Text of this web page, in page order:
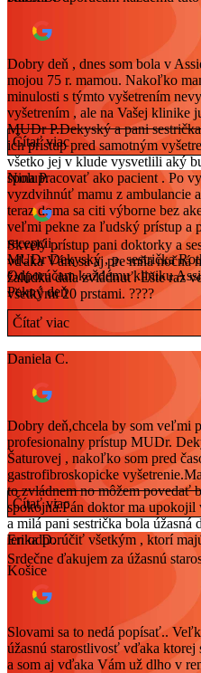
Dobry deň , dnes som bola v
mojou 75 r. mamou. Nakoľko
minulosti s týmto vyšetrením
vyšetrením , ale na Vašej klinike
MUDr P.Dekyský a pani
ich prístup pred samotným
všetko jej v klude vysvetlili aký
spolupracovať ako pacient . Po
vyzdvihnúť mamu z ambulancie
teraz doma sa citi výborne bez
veľmi pekne za ľudský prístup a
recepcii ,
MUDr Dekyský , p. sestrička
Odporúčam každému kliniku
Pekný deň
Čítať viac
Nina P.
Skvelý prístup pani doktorky a
vďaka Vám sa aj pre mňa nočná
žalúdka dala zvládnuť. Ešte raz
všetkými 20 prstami. ????
Čítať viac
Daniela C.
Dobry deň,chcela by som veľmi
profesionalny prístup MUDr.
Šaturovej , nakoľko som pred
gastrofibroskopicke
to zvládnem no môžem povedať
spokojná.Pán doktor ma
a milá pani sestrička bola
len odporúčiť všetkým , ktorí
Srdečne ďakujem za úžasnú
Čítať viac
Erika D.
Košice
Slovami sa to nedá popísať..
úžasnú starostlivosť vďaka
a som aj vďaka Vám už dlho v